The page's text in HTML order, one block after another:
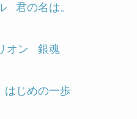
君の名は。
オン 銀魂
はじめの一歩